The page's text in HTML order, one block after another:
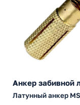
Анкер забивной
Латунный анкер